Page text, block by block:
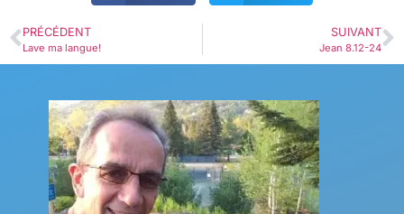
PRÉCÉDENT
Lave ma langue!
SUIVANT
Jean 8.12-24